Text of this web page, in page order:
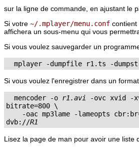
sur la ligne de commande, en ajustant le
Si votre ~/.mplayer/menu.conf contient
affichera un sous-menu qui vous
Si vous voulez sauvegarder un
Si vous voulez l'enregistrer dans un
  mencoder -o
r1.avi -ovc xvid -
bitrate=800 \
-oac mp3lame -lameopts
dvb://R1
Lisez la page de man pour avoir une liste